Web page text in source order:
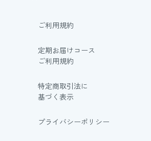
ご利用規約
定期お届けコース
ご利用規約
特定商取引法に
基づく表示
プライバシーポリシー